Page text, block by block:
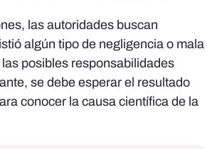
las autoridades buscan
algún tipo de negligencia o mala
posibles responsabilidades
se debe esperar el resultado
conocer la causa científica de la